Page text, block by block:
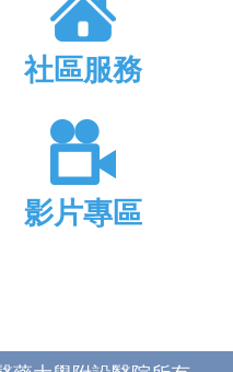
社區服務
影片專區